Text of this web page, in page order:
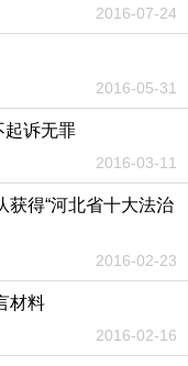
2016-07-24
2016-05-31
起诉无罪
2016-03-11
得“河北省十大法治
2016-02-23
材料
2016-02-16